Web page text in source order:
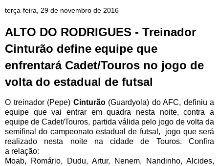
terça-feira, 29 de novembro de 2016
ALTO DO RODRIGUES - Treinador
Cinturão define equipe que
enfrentará Cadet/Touros no jogo de
volta do estadual de futsal
O treinador (Pepe) Cinturão(Guardyola) do AFC, definiu a
equipe que vai entrar em quadra nesta noite, contra a
equipe de Cadet/Touros, partida válida pelo jogo de volta da
semifinal do campeonato estadual de futsal, jogo que será
realizado nesta noite na cidade de Touros. Confira
a relação:
Moab, Romário, Dudu, Artur, Nenem, Nandinho, Alcides,